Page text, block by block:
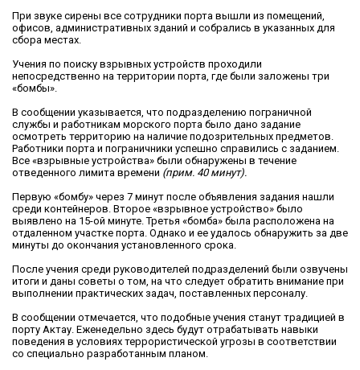
При звуке сирены все сотрудники порта вышли из помещений,
офисов, административных зданий и собрались в указанных для
сбора местах.
Учения по поиску взрывных устройств проходили
непосредственно на территории порта, где были заложены три
«бомбы».
В сообщении указывается, что подразделению пограничной
службы и работникам морского порта было дано задание
осмотреть территорию на наличие подозрительных предметов.
Работники порта и пограничники успешно справились с заданием.
Все «взрывные устройства» были обнаружены в течение
отведенного лимита времени (прим. 40 минут).
Первую «бомбу» через 7 минут после объявления задания нашли
среди контейнеров. Второе «взрывное устройство» было
выявлено на 15-ой минуте. Третья «бомба» была расположена на
отдаленном участке порта. Однако и ее удалось обнаружить за две
минуты до окончания установленного срока.
После учения среди руководителей подразделений были озвучены
итоги и даны советы о том, на что следует обратить внимание при
выполнении практических задач, поставленных персоналу.
В сообщении отмечается, что подобные учения станут традицией в
порту Актау. Еженедельно здесь будут отрабатывать навыки
поведения в условиях террористической угрозы в соответствии
со специально разработанным планом.